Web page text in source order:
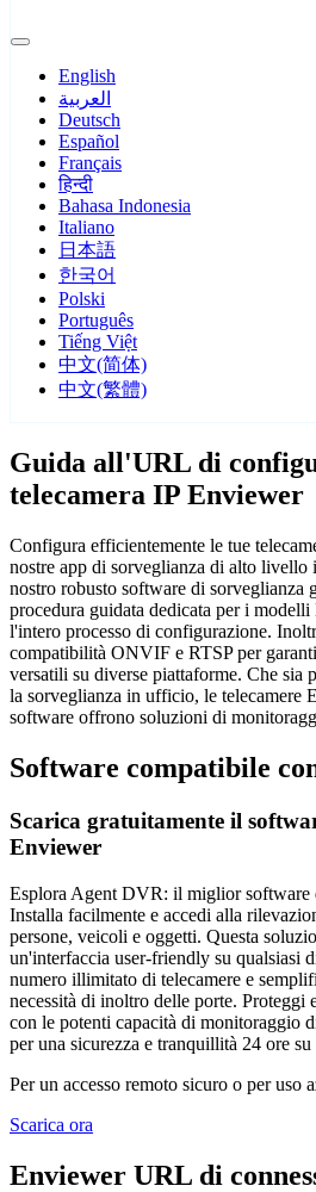
English
العربية
Deutsch
Español
Français
हिन्दी
Bahasa Indonesia
Italiano
日本語
한국어
Polski
Português
Tiếng Việt
中文(简体)
中文(繁體)
Guida all'URL di
telecamera IP Enviewer
Configura efficientemente le tue
nostre app di sorveglianza di alto
nostro robusto software di sorveglianza
procedura guidata dedicata per i
l'intero processo di configurazione.
compatibilità ONVIF e RTSP per
versatili su diverse piattaforme. Che sia
la sorveglianza in ufficio, le telecamere
software offrono soluzioni di
Software compatibile
Scarica gratuitamente il
Enviewer
Esplora Agent DVR: il miglior software
Installa facilmente e accedi alla
persone, veicoli e oggetti. Questa
un'interfaccia user-friendly su qualsiasi
numero illimitato di telecamere e
necessità di inoltro delle porte. Proteggi
con le potenti capacità di monitoraggio
per una sicurezza e tranquillità 24 ore su
Per un accesso remoto sicuro o per uso
Scarica ora
Enviewer URL di